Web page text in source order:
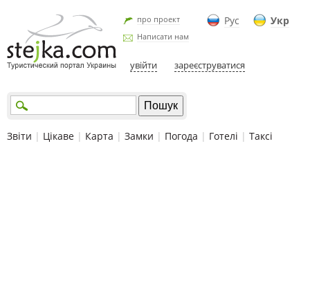
Рус Укр
про проект
Написати нам
увійти зареєструватися
Звіти | Цікаве | Карта | Замки | Погода | Готелі | Таксі